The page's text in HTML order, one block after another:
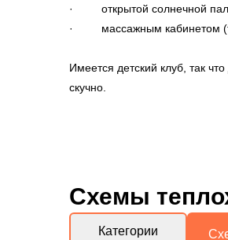
· открытой солнечной
· массажным кабинетом
Имеется детский клуб, так
скучно.
Схемы
Категории